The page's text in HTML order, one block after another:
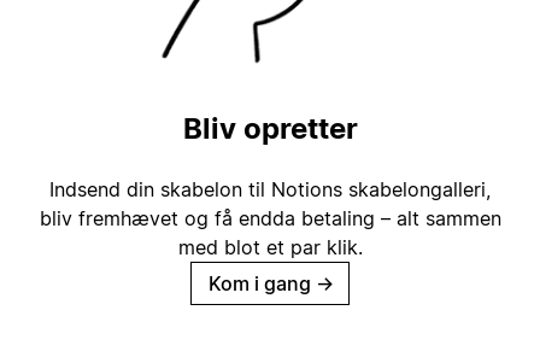
Bliv opretter
Indsend din skabelon til Notions skabelongalleri,
bliv fremhævet og få endda betaling – alt sammen
med blot et par klik.
Kom i gang →